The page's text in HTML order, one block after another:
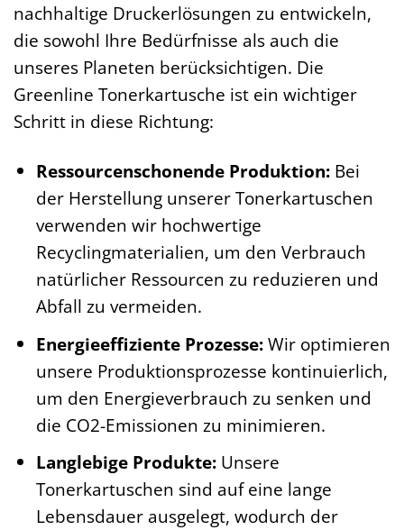
nachhaltige Druckerlösungen zu entwickeln,
die sowohl Ihre Bedürfnisse als auch die
unseres Planeten berücksichtigen. Die
Greenline Tonerkartusche ist ein wichtiger
Schritt in diese Richtung:
Ressourcenschonende Produktion:Bei
der Herstellung unserer Tonerkartuschen
verwenden wir hochwertige
Recyclingmaterialien, um den Verbrauch
natürlicher Ressourcen zu reduzieren und
Abfall zu vermeiden.
Energieeffiziente Prozesse:Wir optimieren
unsere Produktionsprozesse kontinuierlich,
um den Energieverbrauch zu senken und
die CO2-Emissionen zu minimieren.
Langlebige Produkte:Unsere
Tonerkartuschen sind auf eine lange
Lebensdauer ausgelegt, wodurch der